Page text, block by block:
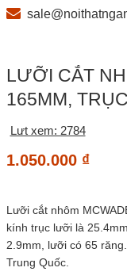
LƯỠI CẮT
165MM,
Lưt xem: 2784
1.050.000 ₫
Lưỡi cắt nhôm
kính trục lưỡi là
2.9mm, lưỡi có 65
Trung Quốc.